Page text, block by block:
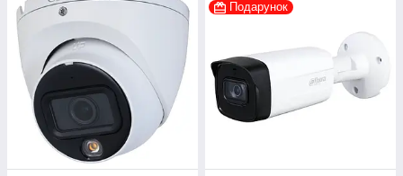
Подарунок